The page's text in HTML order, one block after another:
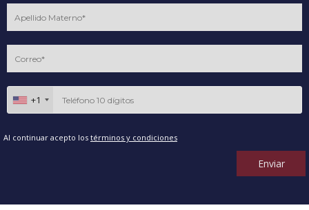
+1
Al continuar acepto los términos y condiciones
Enviar